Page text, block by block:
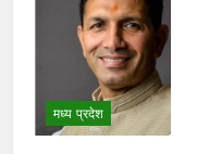
मध्य प्रदेश